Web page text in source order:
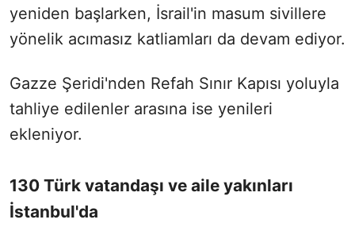
yeniden başlarken, İsrail'in masum sivillere
yönelik acımasız katliamları da devam ediyor.
Gazze Şeridi'nden Refah Sınır Kapısı yoluyla
tahliye edilenler arasına ise yenileri
ekleniyor.
130 Türk vatandaşı ve aile yakınları
İstanbul'da